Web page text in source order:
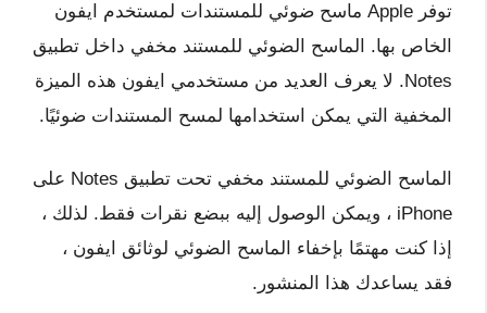
توفر Apple ماسح ضوئي للمستندات لمستخدم ايفون
الخاص بها. الماسح الضوئي للمستند مخفي داخل تطبيق
Notes. لا يعرف العديد من مستخدمي ايفون هذه الميزة
المخفية التي يمكن استخدامها لمسح المستندات ضوئيًا.
الماسح الضوئي للمستند مخفي تحت تطبيق Notes على
iPhone ، ويمكن الوصول إليه ببضع نقرات فقط. لذلك ،
إذا كنت مهتمًا بإخفاء الماسح الضوئي لوثائق ايفون ،
فقد يساعدك هذا المنشور.